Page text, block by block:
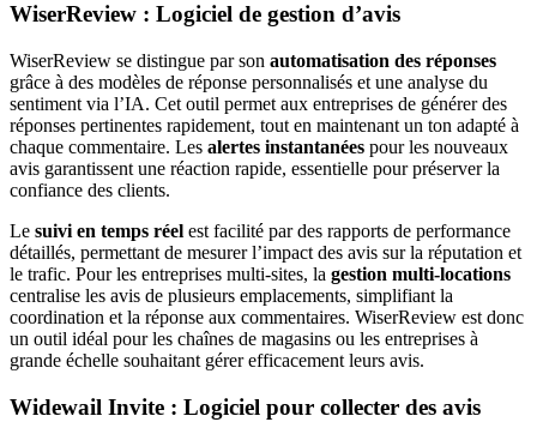
WiserReview : Logiciel de gestion d’avis
WiserReview se distingue par son automatisation des réponses
grâce à des modèles de réponse personnalisés et une analyse du
sentiment via l’IA. Cet outil permet aux entreprises de générer des
réponses pertinentes rapidement, tout en maintenant un ton adapté à
chaque commentaire. Les alertes instantanées pour les nouveaux
avis garantissent une réaction rapide, essentielle pour préserver la
confiance des clients.
Le suivi en temps réel est facilité par des rapports de performance
détaillés, permettant de mesurer l’impact des avis sur la réputation et
le trafic. Pour les entreprises multi-sites, la gestion multi-locations
centralise les avis de plusieurs emplacements, simplifiant la
coordination et la réponse aux commentaires. WiserReview est donc
un outil idéal pour les chaînes de magasins ou les entreprises à
grande échelle souhaitant gérer efficacement leurs avis.
Widewail Invite : Logiciel pour collecter des avis